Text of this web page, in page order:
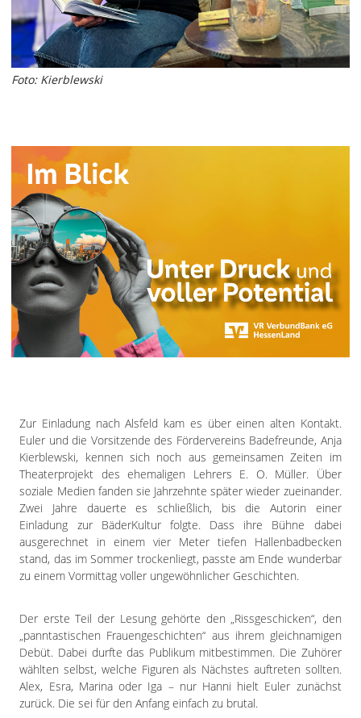
Foto: Kierblewski
Zur Einladung nach Alsfeld kam es über einen alten Kontakt.
Euler und die Vorsitzende des Fördervereins Badefreunde, Anja
Kierblewski, kennen sich noch aus gemeinsamen Zeiten im
Theaterprojekt des ehemaligen Lehrers E. O. Müller. Über
soziale Medien fanden sie Jahrzehnte später wieder zueinander.
Zwei Jahre dauerte es schließlich, bis die Autorin einer
Einladung zur BäderKultur folgte. Dass ihre Bühne dabei
ausgerechnet in einem vier Meter tiefen Hallenbadbecken
stand, das im Sommer trockenliegt, passte am Ende wunderbar
zu einem Vormittag voller ungewöhnlicher Geschichten.
Der erste Teil der Lesung gehörte den „Rissgeschicken“, den
„panntastischen Frauengeschichten“ aus ihrem gleichnamigen
Debüt. Dabei durfte das Publikum mitbestimmen. Die Zuhörer
wählten selbst, welche Figuren als Nächstes auftreten sollten.
Alex, Esra, Marina oder Iga – nur Hanni hielt Euler zunächst
zurück. Die sei für den Anfang einfach zu brutal.